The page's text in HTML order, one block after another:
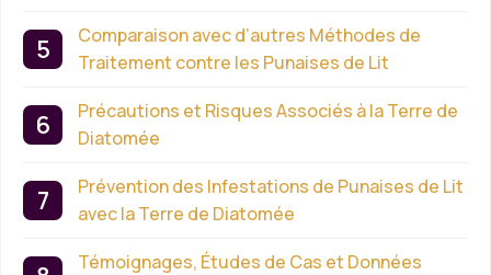
Comparaison avec d’autres Méthodes de
Traitement contre les Punaises de Lit
Précautions et Risques Associés à la Terre de
Diatomée
Prévention des Infestations de Punaises de Lit
avec la Terre de Diatomée
Témoignages, Études de Cas et Données